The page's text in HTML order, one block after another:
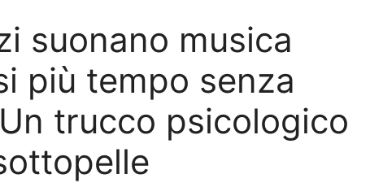
suonano musica
più tempo senza
trucco psicologico